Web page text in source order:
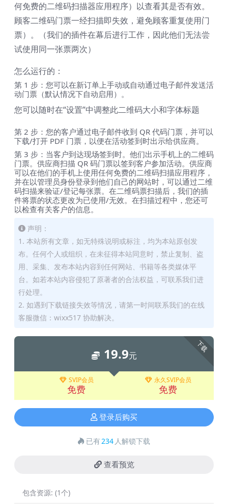
何免费的二维码扫描器应用程序）以查看其是否有效。
顾客二维码门票一经扫描即失效，避免顾客重复使用门
票）。（我们的插件在幕后进行工作，因此他们无法尝
试使用同一张票两次）
怎么运行的：
第 1 步：您可以在新订单上手动或自动通过电子邮件发送活
动门票（默认情况下自动启用）。
您可以随时在“设置”中调整此二维码大小和字体标题
第 2 步：您的客户通过电子邮件收到 QR 代码门票，并可以
下载/打开 PDF 门票，以便在活动签到时出示给供应商。
第 3 步：当客户到达现场签到时。他们出示手机上的二维码
门票。供应商扫描 QR 码门票以签到客户参加活动。供应商
可以在他们的手机上使用任何免费的二维码扫描应用程序，
并在以管理员身份登录到他们自己的网站时，可以通过二维
码扫描来验证/登记每张票。在二维码票扫描后，我们的插
件将票的状态更改为已使用/无效。在扫描过程中，您还可
以检查有关客户的信息。
声明：
1. 本站所有文章，如无特殊说明或标注，均为本站原创发
布。任何个人或组织，在未征得本站同意时，禁止复制、盗
用、采集、发布本站内容到任何网站、书籍等各类媒体平
台。如若本站内容侵犯了原著者的合法权益，可联系我们进
行处理。
2. 如遇到下载链接失效等情况，请第一时间联系我们的在线
客服微信：wixx517 协助解决。
下载
19.9元
SVIP会员
免费
永久SVIP会员
免费
登录后购买
已有234 人解锁下载
查看预览
包含资源: (1个)